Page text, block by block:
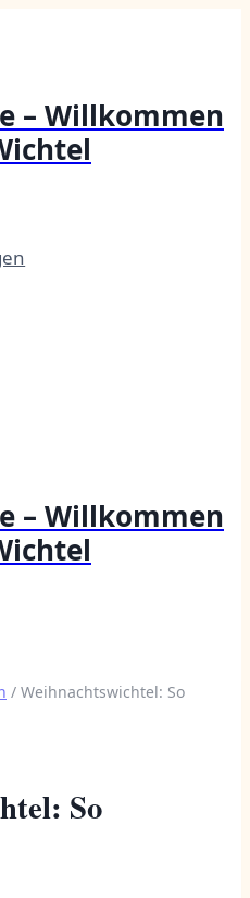
– Willkommen
– Willkommen
/ Weihnachtswichtel: So
So